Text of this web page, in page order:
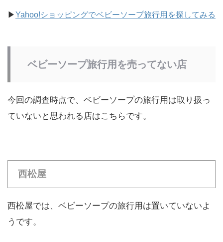
▶Yahoo!ショッピングでベビーソープ旅行用を探してみる
ベビーソープ旅行用を売ってない店
今回の調査時点で、ベビーソープの旅行用は取り扱っ
ていないと思われる店はこちらです。
西松屋
西松屋では、ベビーソープの旅行用は置いていないよ
うです。